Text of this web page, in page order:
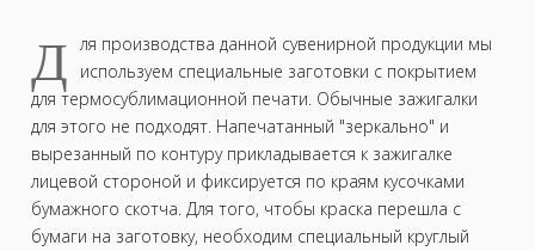
Д ля производства данной сувенирной продукции мы
используем специальные заготовки с покрытием
для термосублимационной печати. Обычные зажигалки
для этого не подходят. Напечатанный "зеркально" и
вырезанный по контуру прикладывается к зажигалке
лицевой стороной и фиксируется по краям кусочками
бумажного скотча. Для того, чтобы краска перешла с
бумаги на заготовку, необходим специальный круглый